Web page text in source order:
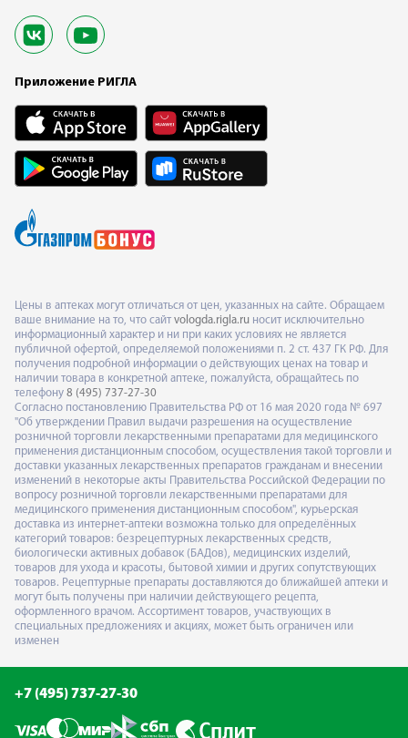
Приложение РИГЛА
Цены в аптеках могут отличаться от цен, указанных на сайте. Обращаем
ваше внимание на то, что сайт vologda.rigla.ru носит исключительно
информационный характер и ни при каких условиях не является
публичной офертой, определяемой положениями п. 2 ст. 437 ГК РФ. Для
получения подробной информации о действующих ценах на товар и
наличии товара в конкретной аптеке, пожалуйста, обращайтесь по
телефону 8 (495) 737-27-30
Согласно постановлению Правительства РФ от 16 мая 2020 года № 697
"Об утверждении Правил выдачи разрешения на осуществление
розничной торговли лекарственными препаратами для медицинского
применения дистанционным способом, осуществления такой торговли и
доставки указанных лекарственных препаратов гражданам и внесении
изменений в некоторые акты Правительства Российской Федерации по
вопросу розничной торговли лекарственными препаратами для
медицинского применения дистанционным способом", курьерская
доставка из интернет-аптеки возможна только для определённых
категорий товаров: безрецептурных лекарственных средств,
биологически активных добавок (БАДов), медицинских изделий,
товаров для ухода и красоты, бытовой химии и других сопутствующих
товаров. Рецептурные препараты доставляются до ближайшей аптеки и
могут быть получены при наличии действующего рецепта,
оформленного врачом. Ассортимент товаров, участвующих в
специальных предложениях и акциях, может быть ограничен или
изменен
+7 (495) 737-27-30